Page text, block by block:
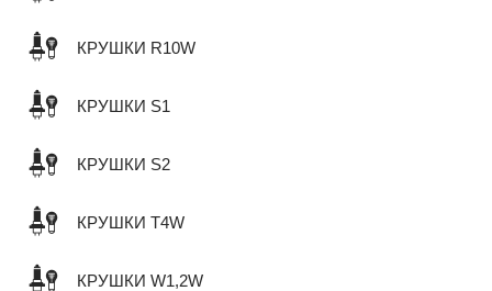
КРУШКИ R10W
КРУШКИ S1
КРУШКИ S2
КРУШКИ T4W
КРУШКИ W1,2W